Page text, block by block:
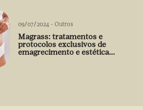
09/07/2024 - Outros
Magrass: tratamentos e
protocolos exclusivos de
emagrecimento e estética